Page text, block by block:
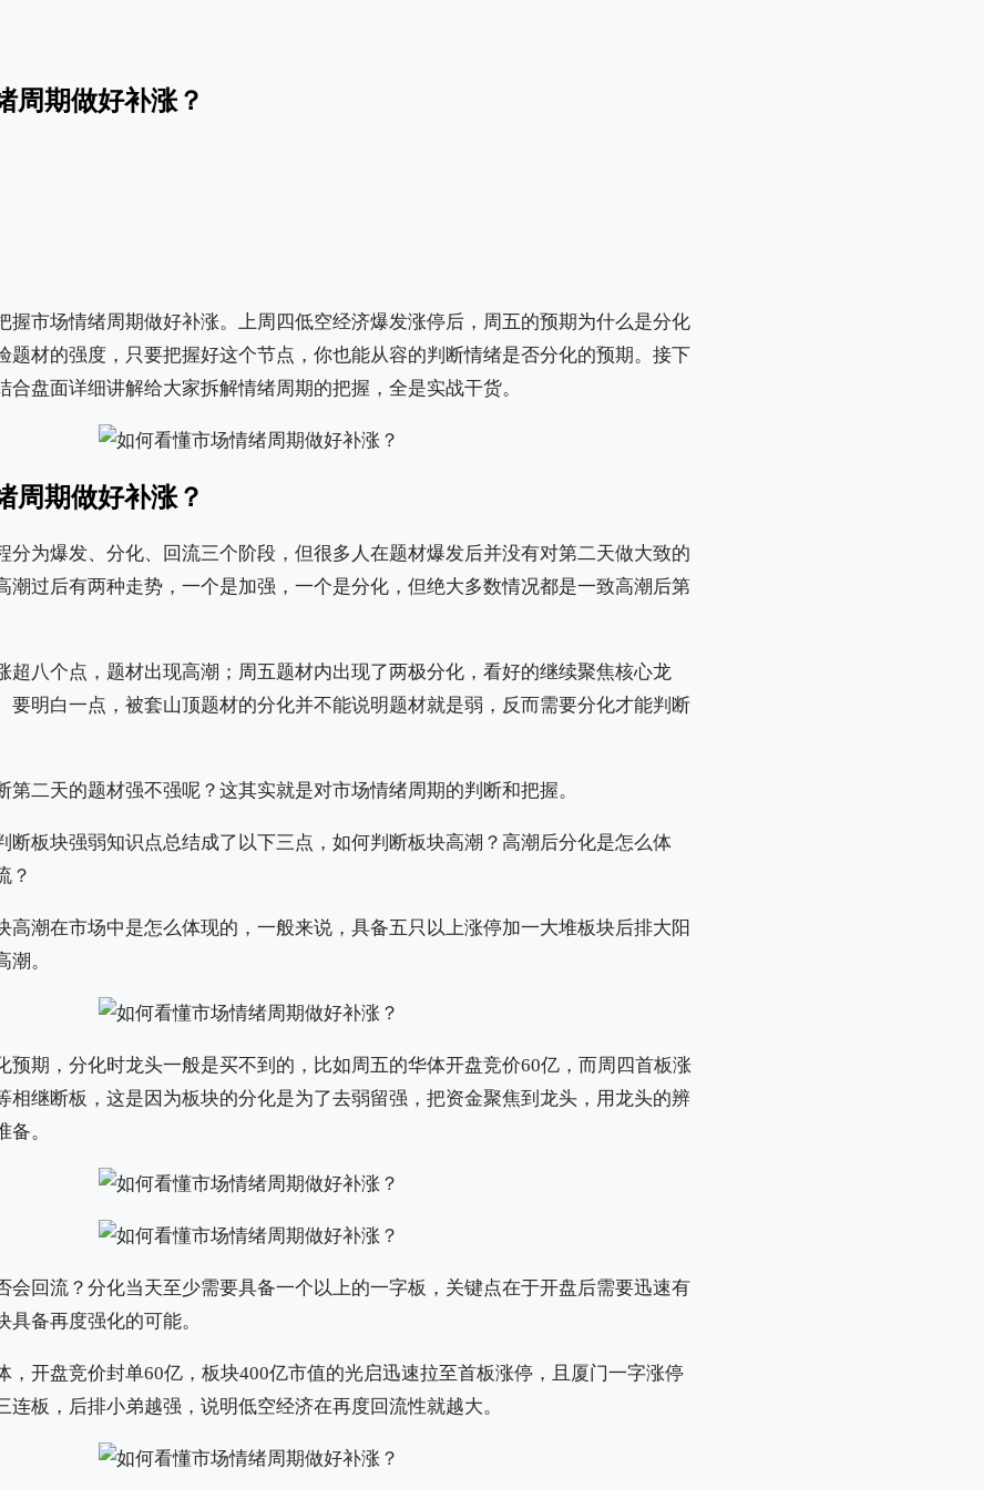
周期做好补涨？
握市场情绪周期做好补涨。上周四低空经济爆发涨停后，周五的预期为什么是分化
题材的强度，只要把握好这个节点，你也能从容的判断情绪是否分化的预期。接下
合盘面详细讲解给大家拆解情绪周期的把握，全是实战干货。
周期做好补涨？
分为爆发、分化、回流三个阶段，但很多人在题材爆发后并没有对第二天做大致的
潮过后有两种走势，一个是加强，一个是分化，但绝大多数情况都是一致高潮后第
超八个点，题材出现高潮；周五题材内出现了两极分化，看好的继续聚焦核心龙
要明白一点，被套山顶题材的分化并不能说明题材就是弱，反而需要分化才能判断
第二天的题材强不强呢？这其实就是对市场情绪周期的判断和把握。
断板块强弱知识点总结成了以下三点，如何判断板块高潮？高潮后分化是怎么体
？
高潮在市场中是怎么体现的，一般来说，具备五只以上涨停加一大堆板块后排大阳
。
预期，分化时龙头一般是买不到的，比如周五的华体开盘竞价60亿，而周四首板涨
相继断板，这是因为板块的分化是为了去弱留强，把资金聚焦到龙头，用龙头的辨
。
会回流？分化当天至少需要具备一个以上的一字板，关键点在于开盘后需要迅速有
备再度强化的可能。
，开盘竞价封单60亿，板块400亿市值的光启迅速拉至首板涨停，且厦门一字涨停
连板，后排小弟越强，说明低空经济在再度回流性就越大。